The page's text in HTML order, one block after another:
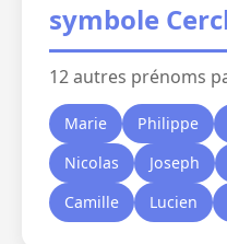
symbole
12 autres prénoms
Marie Philippe
Nicolas
Joseph
Camille
Lucien